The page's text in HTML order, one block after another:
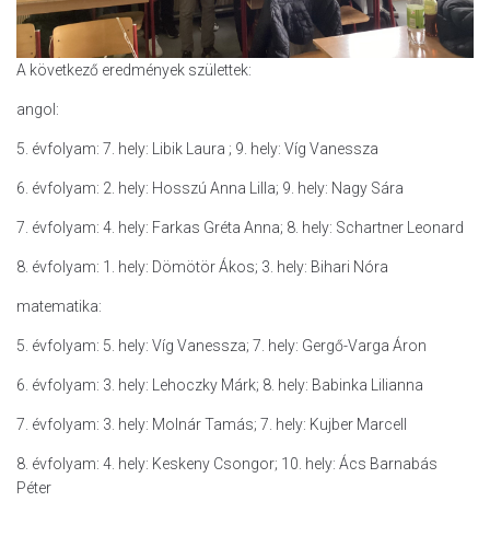
A következő eredmények születtek:
angol:
5. évfolyam: 7. hely: Libik Laura ; 9. hely: Víg Vanessza
6. évfolyam: 2. hely: Hosszú Anna Lilla; 9. hely: Nagy Sára
7. évfolyam: 4. hely: Farkas Gréta Anna; 8. hely: Schartner Leonard
8. évfolyam: 1. hely: Dömötör Ákos; 3. hely: Bihari Nóra
matematika:
5. évfolyam: 5. hely: Víg Vanessza; 7. hely: Gergő-Varga Áron
6. évfolyam: 3. hely: Lehoczky Márk; 8. hely: Babinka Lilianna
7. évfolyam: 3. hely: Molnár Tamás; 7. hely: Kujber Marcell
8. évfolyam: 4. hely: Keskeny Csongor; 10. hely: Ács Barnabás
Péter